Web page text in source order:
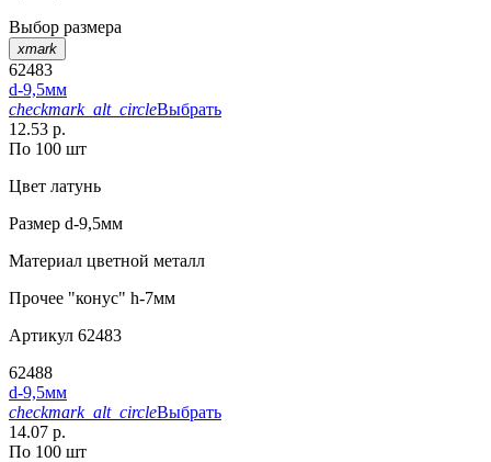
Выбор размера
xmark
62483
d-9,5мм
checkmark_alt_circleВыбрать
12.53 р.
По 100 шт
Цвет латунь
Размер d-9,5мм
Материал цветной металл
Прочее "конус" h-7мм
Артикул 62483
62488
d-9,5мм
checkmark_alt_circleВыбрать
14.07 р.
По 100 шт